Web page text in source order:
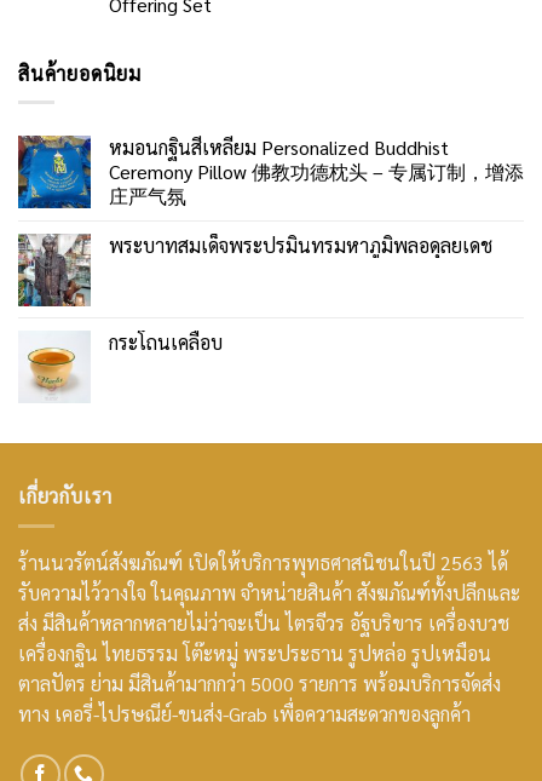
สินค้ายอดนิยม
หมอนกฐินสี่เหลี่ยม Personalized Buddhist
Ceremony Pillow 佛教功德枕头 – 专属订制，增添
庄严气氛
พระบาทสมเด็จพระปรมินทรมหาภูมิพลอดุลยเดช
กระโถนเคลือบ
เกี่ยวกับเรา
ร้านนวรัตน์สังฆภัณฑ์ เปิดให้บริการพุทธศาสนิชนในปี 2563 ได้
รับความไว้วางใจ ในคุณภาพ จำหน่ายสินค้า สังฆภัณฑ์ทั้งปลีกและ
ส่ง มีสินค้าหลากหลายไม่ว่าจะเป็น ไตรจีวร อัฐบริขาร เครื่องบวช
เครื่องกฐิน ไทยธรรม โต๊ะหมู่ พระประธาน รูปหล่อ รูปเหมือน
ตาลปัตร ย่าม มีสินค้ามากกว่า 5000 รายการ พร้อมบริการจัดส่ง
ทาง เคอรี่-ไปรษณีย์-ขนส่ง-Grab เพื่อความสะดวกของลูกค้า